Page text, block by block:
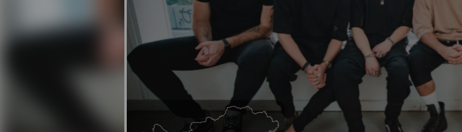
koncert
2026.05.23.